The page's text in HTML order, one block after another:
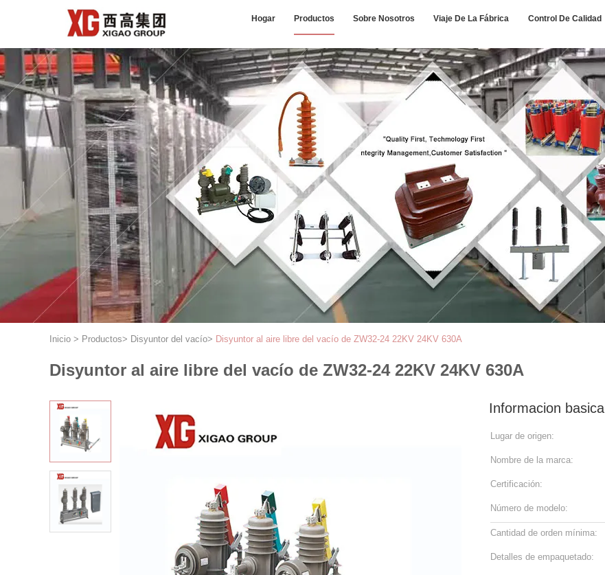
Hogar Productos Sobre Nosotros Viaje De La Fábrica Control De Calidad
Inicio > Productos> Disyuntor del vacío> Disyuntor al aire libre del vacío de ZW32-24 22KV 24KV 630A
Disyuntor al aire libre del vacío de ZW32-24 22KV 24KV 630A
Informacion basica
Lugar de origen:
Nombre de la marca:
Certificación:
Número de modelo:
Cantidad de orden mínima:
Detalles de empaquetado: